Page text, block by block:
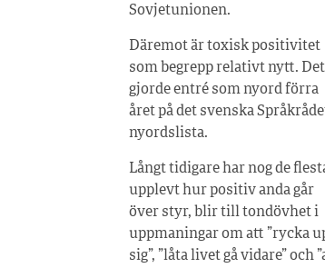
Sovjetunionen.
Däremot är toxisk positivitet
som begrepp relativt nytt. Det
gjorde entré som nyord förra
året på det svenska
nyordslista.
Långt tidigare har nog de
upplevt hur positiv anda går
över styr, blir till tondövhet i
uppmaningar om att ”rycka
sig”, ”låta livet gå vidare” och